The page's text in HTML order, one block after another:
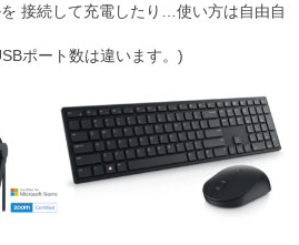
接続して充電したり…使い方は自由自
ポート数は違います。)